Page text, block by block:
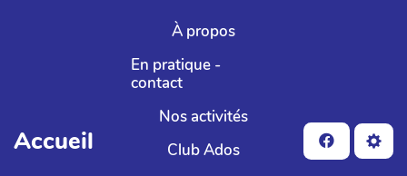
Aller au contenu principal
Accueil
À propos
En pratique -
contact
Nos activités
Club Ados